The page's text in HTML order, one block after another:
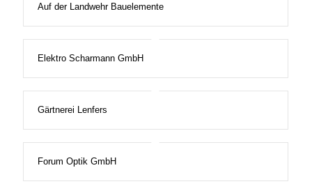
Auf der Landwehr Bauelemente
Elektro Scharmann GmbH
Gärtnerei Lenfers
Forum Optik GmbH